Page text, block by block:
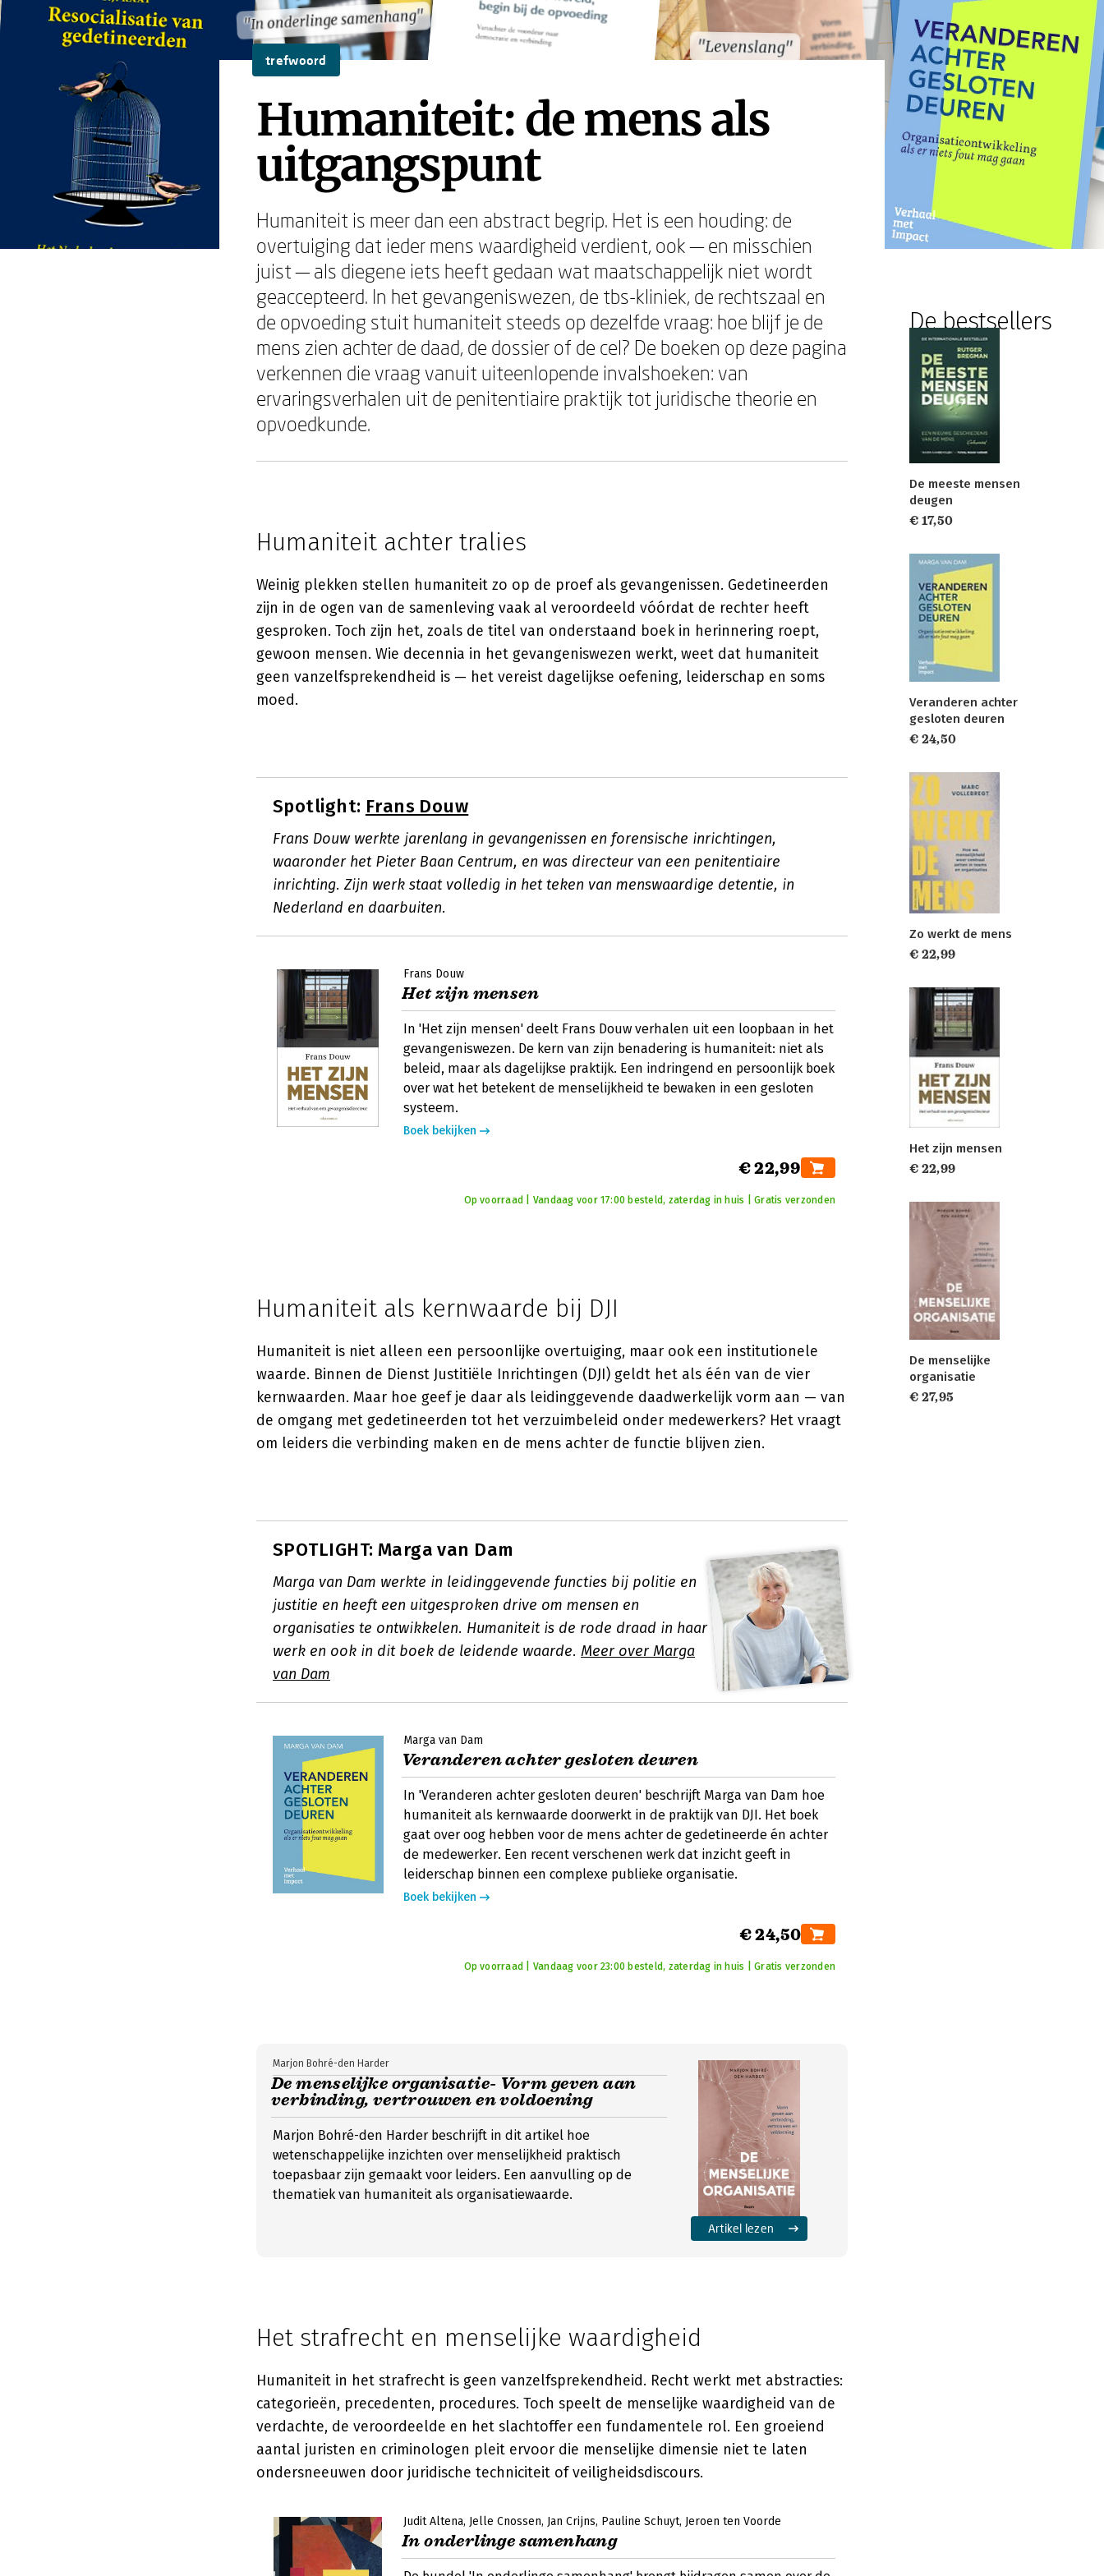
"In onderlinge samenhang"
"Levenslang"
"In onderlinge samenhang"
"Levenslang"
trefwoord
Humaniteit: de mens als
uitgangspunt
Humaniteit is meer dan een abstract begrip. Het is een houding: de
overtuiging dat ieder mens waardigheid verdient, ook — en misschien
juist — als diegene iets heeft gedaan wat maatschappelijk niet wordt
geaccepteerd. In het gevangeniswezen, de tbs-kliniek, de rechtszaal en
de opvoeding stuit humaniteit steeds op dezelfde vraag: hoe blijf je de
mens zien achter de daad, de dossier of de cel? De boeken op deze pagina
verkennen die vraag vanuit uiteenlopende invalshoeken: van
ervaringsverhalen uit de penitentiaire praktijk tot juridische theorie en
opvoedkunde.
Humaniteit achter tralies
Weinig plekken stellen humaniteit zo op de proef als gevangenissen. Gedetineerden
zijn in de ogen van de samenleving vaak al veroordeeld vóórdat de rechter heeft
gesproken. Toch zijn het, zoals de titel van onderstaand boek in herinnering roept,
gewoon mensen. Wie decennia in het gevangeniswezen werkt, weet dat humaniteit
geen vanzelfsprekendheid is — het vereist dagelijkse oefening, leiderschap en soms
moed.
Spotlight: Frans Douw
Frans Douw werkte jarenlang in gevangenissen en forensische inrichtingen,
waaronder het Pieter Baan Centrum, en was directeur van een penitentiaire
inrichting. Zijn werk staat volledig in het teken van menswaardige detentie, in
Nederland en daarbuiten.
Frans Douw
Het zijn mensen
In 'Het zijn mensen' deelt Frans Douw verhalen uit een loopbaan in het
gevangeniswezen. De kern van zijn benadering is humaniteit: niet als
beleid, maar als dagelijkse praktijk. Een indringend en persoonlijk boek
over wat het betekent de menselijkheid te bewaken in een gesloten
systeem.
Boek bekijken
€ 22,99
Op voorraad | Vandaag voor 17:00 besteld, zaterdag in huis | Gratis verzonden
Humaniteit als kernwaarde bij DJI
Humaniteit is niet alleen een persoonlijke overtuiging, maar ook een institutionele
waarde. Binnen de Dienst Justitiële Inrichtingen (DJI) geldt het als één van de vier
kernwaarden. Maar hoe geef je daar als leidinggevende daadwerkelijk vorm aan — van
de omgang met gedetineerden tot het verzuimbeleid onder medewerkers? Het vraagt
om leiders die verbinding maken en de mens achter de functie blijven zien.
SPOTLIGHT: Marga van Dam
Marga van Dam werkte in leidinggevende functies bij politie en
justitie en heeft een uitgesproken drive om mensen en
organisaties te ontwikkelen. Humaniteit is de rode draad in haar
werk en ook in dit boek de leidende waarde. Meer over Marga
van Dam
Marga van Dam
Veranderen achter gesloten deuren
In 'Veranderen achter gesloten deuren' beschrijft Marga van Dam hoe
humaniteit als kernwaarde doorwerkt in de praktijk van DJI. Het boek
gaat over oog hebben voor de mens achter de gedetineerde én achter
de medewerker. Een recent verschenen werk dat inzicht geeft in
leiderschap binnen een complexe publieke organisatie.
Boek bekijken
€ 24,50
Op voorraad | Vandaag voor 23:00 besteld, zaterdag in huis | Gratis verzonden
De menselijke organisatie- Vorm geven aan
verbinding, vertrouwen en voldoening
Marjon Bohré-den Harder
Marjon Bohré-den Harder beschrijft in dit artikel hoe
wetenschappelijke inzichten over menselijkheid praktisch
toepasbaar zijn gemaakt voor leiders. Een aanvulling op de
thematiek van humaniteit als organisatiewaarde.
Artikel lezen
Het strafrecht en menselijke waardigheid
Humaniteit in het strafrecht is geen vanzelfsprekendheid. Recht werkt met abstracties:
categorieën, precedenten, procedures. Toch speelt de menselijke waardigheid van de
verdachte, de veroordeelde en het slachtoffer een fundamentele rol. Een groeiend
aantal juristen en criminologen pleit ervoor die menselijke dimensie niet te laten
ondersneeuwen door juridische techniciteit of veiligheidsdiscours.
Judit Altena Jelle Cnossen Jan Crijns Pauline Schuyt Jeroen ten Voorde
In onderlinge samenhang
De bestsellers
De meeste mensen
deugen
€ 17,50
Veranderen achter
gesloten deuren
€ 24,50
Zo werkt de mens
€ 22,99
Het zijn mensen
€ 22,99
De menselijke
organisatie
€ 27,95